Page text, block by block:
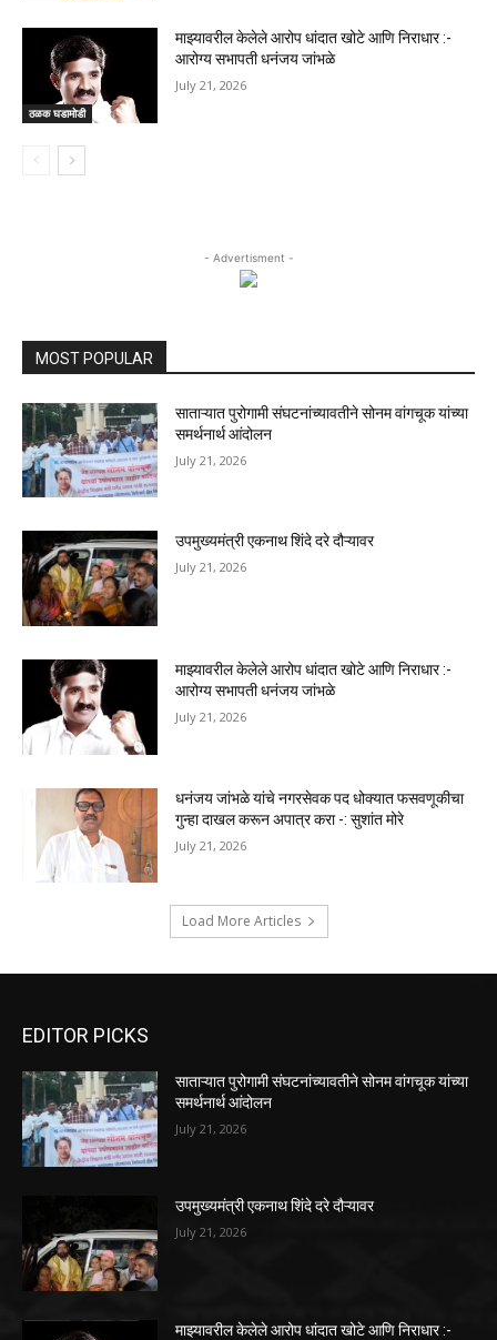
ठळक घडामोडी
माझ्यावरील केलेले आरोप धांदात खोटे आणि निराधार :-
आरोग्य सभापती धनंजय जांभळे
July 21, 2026
- Advertisment -
MOST POPULAR
साताऱ्यात पुरोगामी संघटनांच्यावतीने सोनम वांगचूक यांच्या
समर्थनार्थ आंदोलन
July 21, 2026
उपमुख्यमंत्री एकनाथ शिंदे दरे दौऱ्यावर
July 21, 2026
माझ्यावरील केलेले आरोप धांदात खोटे आणि निराधार :-
आरोग्य सभापती धनंजय जांभळे
July 21, 2026
धनंजय जांभळे यांचे नगरसेवक पद धोक्यात फसवणूकीचा
गुन्हा दाखल करून अपात्र करा -: सुशांत मोरे
July 21, 2026
Load More Articles
EDITOR PICKS
साताऱ्यात पुरोगामी संघटनांच्यावतीने सोनम वांगचूक यांच्या
समर्थनार्थ आंदोलन
July 21, 2026
उपमुख्यमंत्री एकनाथ शिंदे दरे दौऱ्यावर
July 21, 2026
माझ्यावरील केलेले आरोप धांदात खोटे आणि निराधार :-